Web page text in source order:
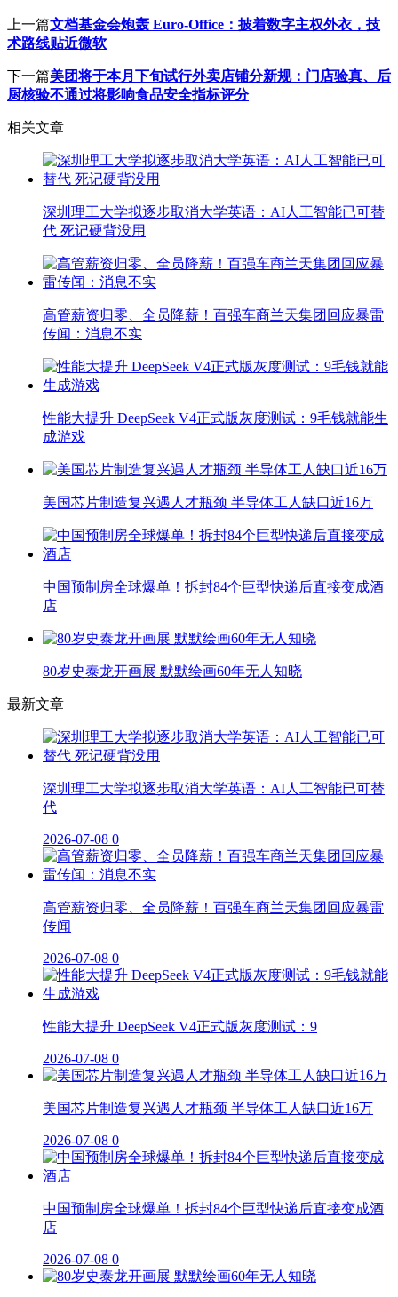
上一篇文档基金会炮轰 Euro-Office：披着数字主权外衣，技
术路线贴近微软
下一篇美团将于本月下旬试行外卖店铺分新规：门店验真、后
厨核验不通过将影响食品安全指标评分
相关文章
深圳理工大学拟逐步取消大学英语：AI人工智能已可替
代 死记硬背没用
高管薪资归零、全员降薪！百强车商兰天集团回应暴雷
传闻：消息不实
性能大提升 DeepSeek V4正式版灰度测试：9毛钱就能生
成游戏
美国芯片制造复兴遇人才瓶颈 半导体工人缺口近16万
中国预制房全球爆单！拆封84个巨型快递后直接变成酒
店
80岁史泰龙开画展 默默绘画60年无人知晓
最新文章
深圳理工大学拟逐步取消大学英语：AI人工智能已可替
代
2026-07-08 0
高管薪资归零、全员降薪！百强车商兰天集团回应暴雷
传闻
2026-07-08 0
性能大提升 DeepSeek V4正式版灰度测试：9
2026-07-08 0
美国芯片制造复兴遇人才瓶颈 半导体工人缺口近16万
2026-07-08 0
中国预制房全球爆单！拆封84个巨型快递后直接变成酒
店
2026-07-08 0